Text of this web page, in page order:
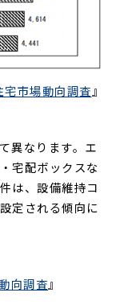
市場動向調査』
異なります。エ
宅配ボックスな
は、設備維持コ
定される傾向に
向調査』